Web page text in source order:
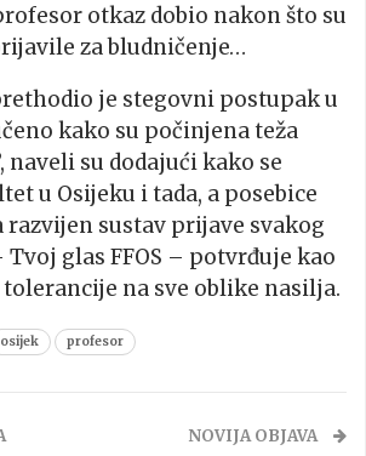
otkaz dobio nakon što su
za bludničenje…
je stegovni postupak u
kako su počinjena teža
naveli su dodajući kako se
u Osijeku i tada, a posebice
razvijen sustav prijave svakog
glas FFOS – potvrđuje kao
na sve oblike nasilja.
osijek profesor
NOVIJA OBJAVA